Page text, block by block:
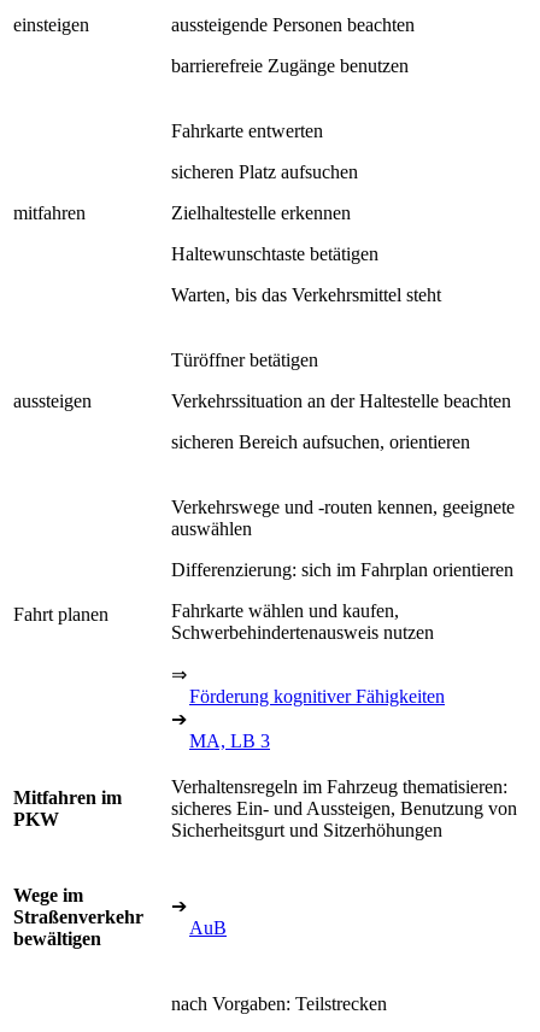
einsteigen
aussteigende Personen beachten
barrierefreie Zugänge benutzen
mitfahren
Fahrkarte entwerten
sicheren Platz aufsuchen
Zielhaltestelle erkennen
Haltewunschtaste betätigen
Warten, bis das Verkehrsmittel steht
aussteigen
Türöffner betätigen
Verkehrssituation an der Haltestelle beachten
sicheren Bereich aufsuchen, orientieren
Fahrt planen
Verkehrswege und -routen kennen, geeignete
auswählen
Differenzierung: sich im Fahrplan orientieren
Fahrkarte wählen und kaufen,
Schwerbehindertenausweis nutzen
⇒
Förderung kognitiver Fähigkeiten
➔
MA, LB 3
Mitfahren im
PKW
Verhaltensregeln im Fahrzeug thematisieren:
sicheres Ein- und Aussteigen, Benutzung von
Sicherheitsgurt und Sitzerhöhungen
Wege im
Straßenverkehr
bewältigen
➔
AuB
nach Vorgaben: Teilstrecken